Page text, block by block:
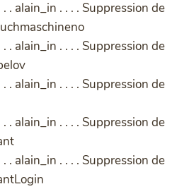
alain_in . . . . Suppression de
alain_in . . . . Suppression de
alain_in . . . . Suppression de
alain_in . . . . Suppression de
alain_in . . . . Suppression de